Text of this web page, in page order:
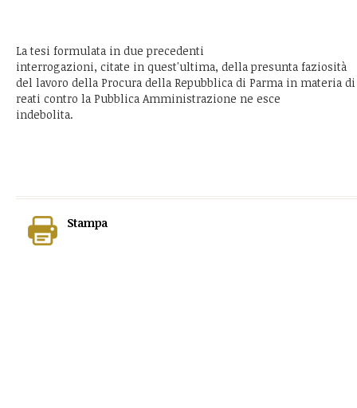
La tesi formulata in due precedenti
interrogazioni, citate in quest'ultima, della presunta faziosità
del lavoro della Procura della Repubblica di Parma in materia di
reati contro la Pubblica Amministrazione ne esce
indebolita.
Stampa